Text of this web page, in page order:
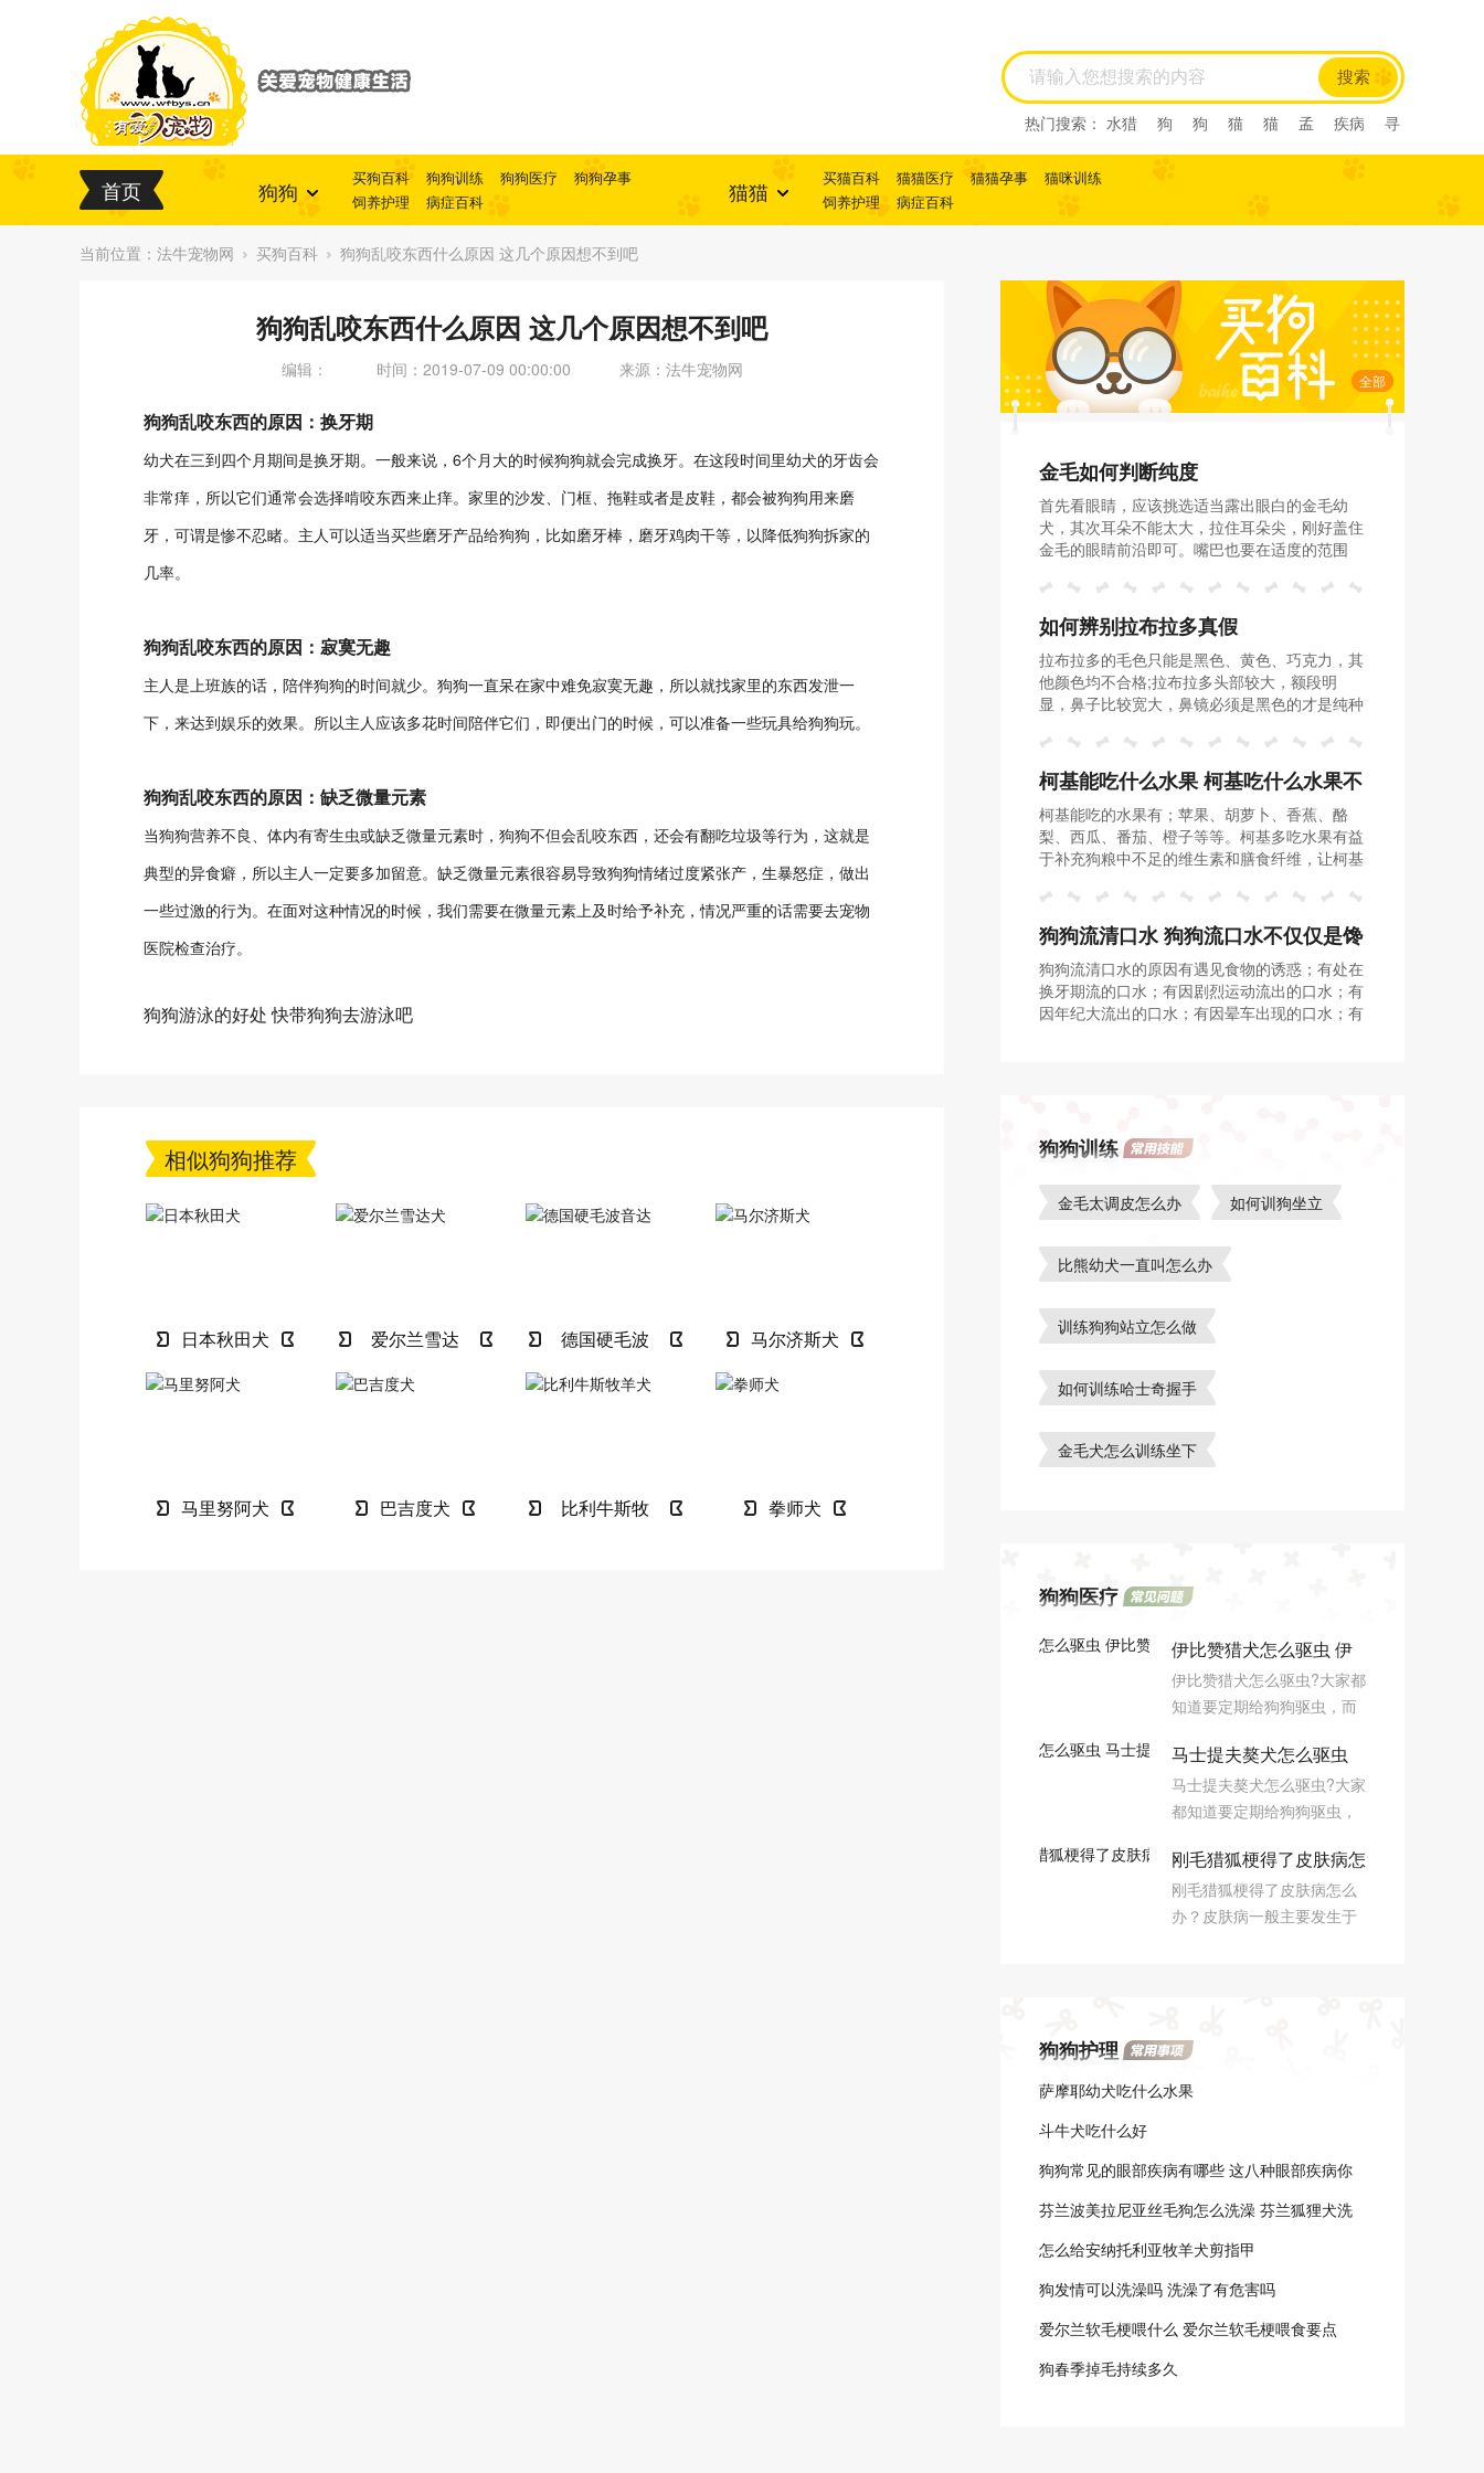
搜索
热门搜索： 水猎 狗 狗 猫 猫 孟 疾病
寻
西尼
阿比西尼
缅甸猫
猫
热带草原猫 索马里猫 索马里猫
塞尔凯
塞尔凯
土耳 土耳 雪鞋猫 雪鞋猫
英国长
毛猫
英国长毛猫 英国短毛猫 英国短毛猫
中华
田园猫
土猫 狸花猫 狸花猫 中国 中国
田
园猫
重点色短毛猫 重点色短毛猫 中国
斯
法斗
拉屎 乱拉屎 加菲 布偶 布偶
加菲
首页 狗狗 买狗百科 狗狗训练 狗狗医疗
狗狗孕事
饲养护理
病症百科 猫猫 买猫百科 猫猫医疗 猫猫孕事
猫咪训练
饲养护理
病症百科
当前位置： 法牛宠物网 买狗百科 狗狗乱咬东西什么原因 这几个原因想不到吧
狗狗乱咬东西什么原因 这几个原因想不到吧
编辑： 时间：2019-07-09 00:00:00 来源：法牛宠物网
狗狗乱咬东西的原因：换牙期
幼犬在三到四个月期间是换牙期。一般来说，6个月大的时候狗狗就会完成换牙。在这段时间里幼犬的牙齿会
非常痒，所以它们通常会选择啃咬东西来止痒。家里的沙发、门框、拖鞋或者是皮鞋，都会被狗狗用来磨
牙，可谓是惨不忍睹。主人可以适当买些磨牙产品给狗狗，比如磨牙棒，磨牙鸡肉干等，以降低狗狗拆家的
几率。
狗狗乱咬东西的原因：寂寞无趣
主人是上班族的话，陪伴狗狗的时间就少。狗狗一直呆在家中难免寂寞无趣，所以就找家里的东西发泄一
下，来达到娱乐的效果。所以主人应该多花时间陪伴它们，即便出门的时候，可以准备一些玩具给狗狗玩。
狗狗乱咬东西的原因：缺乏微量元素
当狗狗营养不良、体内有寄生虫或缺乏微量元素时，狗狗不但会乱咬东西，还会有翻吃垃圾等行为，这就是
典型的异食癖，所以主人一定要多加留意。缺乏微量元素很容易导致狗狗情绪过度紧张产，生暴怒症，做出
一些过激的行为。在面对这种情况的时候，我们需要在微量元素上及时给予补充，情况严重的话需要去宠物
医院检查治疗。
狗狗游泳的好处 快带狗狗去游泳吧
相似狗狗推荐
日本秋田犬
爱尔兰雪达
德国硬毛波
马尔济斯犬
马里努阿犬 巴吉度犬
比利牛斯牧
拳师犬
全部
金毛如何判断纯度
首先看眼睛，应该挑选适当露出眼白的金毛幼
犬，其次耳朵不能太大，拉住耳朵尖，刚好盖住
金毛的眼睛前沿即可。嘴巴也要在适度的范围
高。
如何辨别拉布拉多真假
拉布拉多的毛色只能是黑色、黄色、巧克力，其
他颜色均不合格;拉布拉多头部较大，额段明
显，鼻子比较宽大，鼻镜必须是黑色的才是纯种
背后。
柯基能吃什么水果 柯基吃什么水果不
会有事
柯基能吃的水果有；苹果、胡萝卜、香蕉、酪
梨、西瓜、番茄、橙子等等。柯基多吃水果有益
于补充狗粮中不足的维生素和膳食纤维，让柯基
狗狗流清口水 狗狗流口水不仅仅是馋
狗狗流清口水的原因有遇见食物的诱惑；有处在
换牙期流的口水；有因剧烈运动流出的口水；有
因年纪大流出的口水；有因晕车出现的口水；有
狗狗训练
金毛太调皮怎么办 如何训狗坐立
比熊幼犬一直叫怎么办
训练狗狗站立怎么做
如何训练哈士奇握手
金毛犬怎么训练坐下
狗狗医疗
伊比赞猎犬怎么驱虫 伊
比赞猎犬驱虫方法
伊比赞猎犬怎么驱虫?大家都
知道要定期给狗狗驱虫，而
外驱虫，那么下面小编为大
家分享伊比赞猎犬驱虫方
法。
马士提夫獒犬怎么驱虫
马士提夫獒犬驱虫方法
马士提夫獒犬怎么驱虫?大家
都知道要定期给狗狗驱虫，
体外驱虫，那么下面小编为
大家分享马士提夫獒犬驱虫
方法。
刚毛猎狐梗得了皮肤病怎
么办
刚毛猎狐梗得了皮肤病怎么
办？皮肤病一般主要发生于
狗狗护理
萨摩耶幼犬吃什么水果
斗牛犬吃什么好
狗狗常见的眼部疾病有哪些 这八种眼部疾病你
了解吗
芬兰波美拉尼亚丝毛狗怎么洗澡 芬兰狐狸犬洗
澡流程
怎么给安纳托利亚牧羊犬剪指甲
狗发情可以洗澡吗 洗澡了有危害吗
爱尔兰软毛梗喂什么 爱尔兰软毛梗喂食要点
狗春季掉毛持续多久